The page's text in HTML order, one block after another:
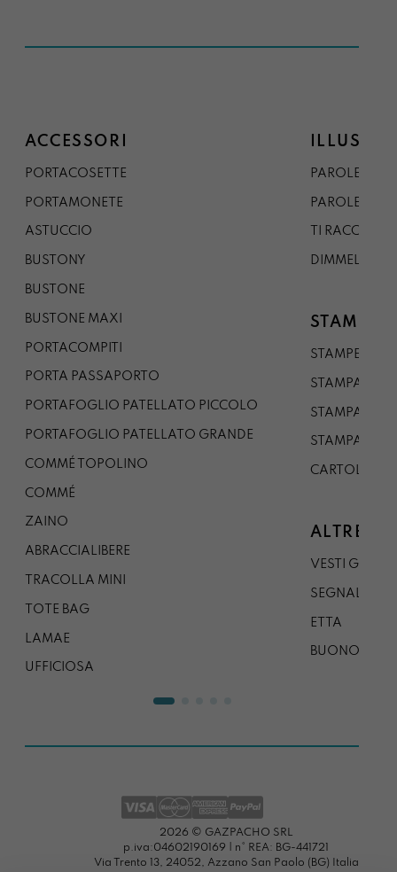
ACCESSORI
PORTACOSETTE
PORTAMONETE
ASTUCCIO
BUSTONY
BUSTONE
BUSTONE MAXI
PORTACOMPITI
PORTA PASSAPORTO
PORTAFOGLIO PATELLATO PICCOLO
PORTAFOGLIO PATELLATO GRANDE
COMMÉ TOPOLINO
COMMÉ
ZAINO
ABRACCIALIBERE
TRACOLLA MINI
TOTE BAG
LAMAE
UFFICIOSA
PAROLE DAL
PAROLE DA
TI
DIMMELO
STAMPE
STAMPE A5
STAMPA A3
STAMPA A1
STAMPA A0
CARTOLINA
ALTRE
VESTI
SEGNALIBRO
ETTA
BUONO
2026 © GAZPACHO SRL
p.iva:04602190169 | n° REA: BG-441721
Via Trento 13, 24052, Azzano San Paolo (BG) Italia